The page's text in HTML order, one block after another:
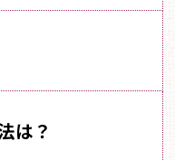
は？